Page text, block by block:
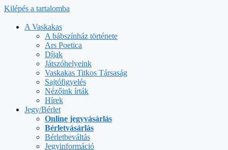
Kilépés a tartalomba
A Vaskakas
A bábszínház története
Ars Poetica
Díjak
Játszóhelyeink
Vaskakas Titkos Társaság
Sajtófigyelés
Nézőink írták
Hírek
Jegy/Bérlet
Online jegyvásárlás
Bérletvásárlás
Bérletbeváltás
Jegyinformáció